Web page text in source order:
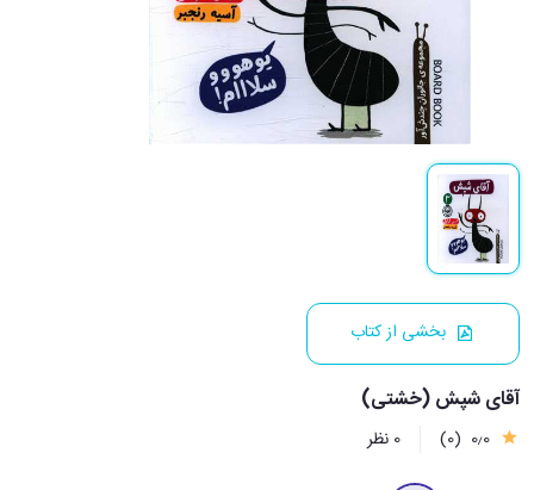
بخشی از کتاب
آقای شپش (خشتی)
0٫0 (0) 0 نظر